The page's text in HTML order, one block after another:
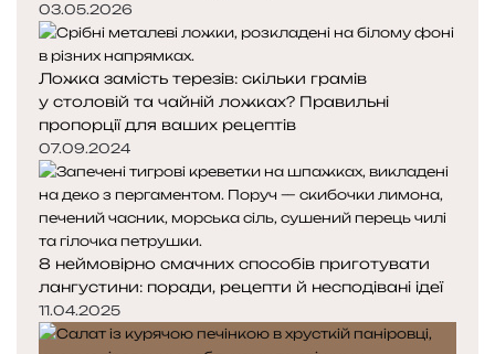
03.05.2026
Ложка замість терезів: скільки грамів
у столовій та чайній ложках? Правильні
пропорції для ваших рецептів
07.09.2024
8 неймовірно смачних способів приготувати
лангустини: поради, рецепти й несподівані ідеї
11.04.2025